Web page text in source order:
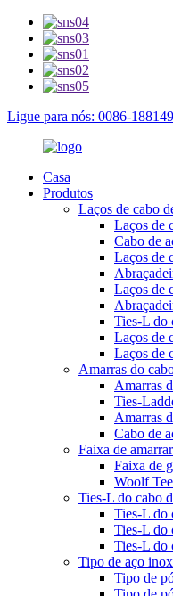
Ligue para nós: 0086-
Casa
Produtos
Laços de cabo
Laços de
Cabo de
Laços de
Laços de
Ties-L do
Laços de
Laços de
Amarras do
Amarras
Ties-
Amarras
Cabo de
Faixa de
Faixa de
Woolf
Ties-L do cabo
Ties-L do
Ties-L do
Ties-L do
Tipo de aço
Tipo de